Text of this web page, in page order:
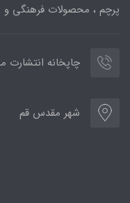
پرچم ، محصولات فرهنگی و
چاپخانه انتشارت مشهور
شهر مقدس قم